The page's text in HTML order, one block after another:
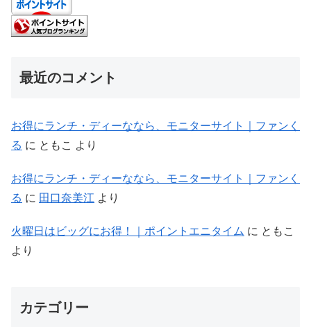
最近のコメント
お得にランチ・ディーななら、モニターサイト｜ファンく
る に ともこ より
お得にランチ・ディーななら、モニターサイト｜ファンく
る に 田口奈美江 より
火曜日はビッグにお得！｜ポイントエニタイム に ともこ
より
カテゴリー